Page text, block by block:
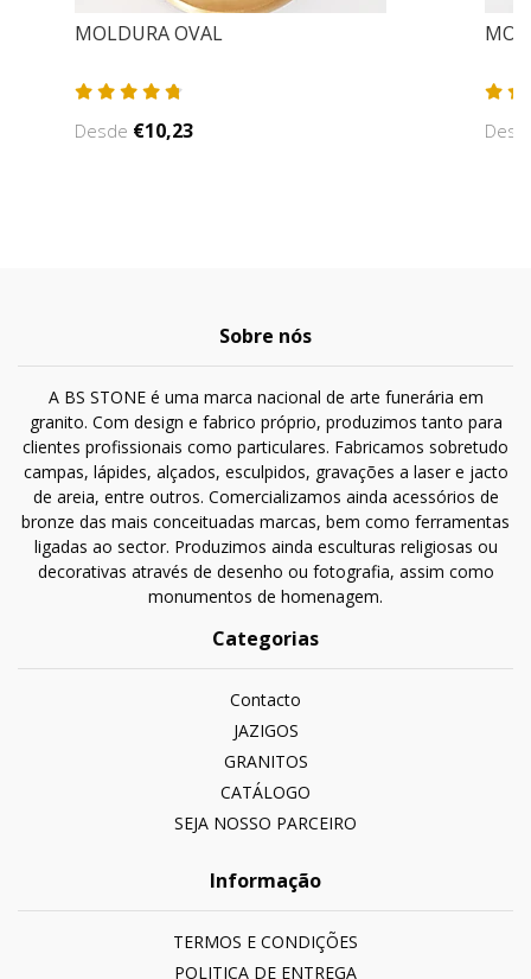
MOLDURA OVAL
Desde €10,23
Sobre nós
A BS STONE é uma marca nacional de arte funerária em
granito. Com design e fabrico próprio, produzimos tanto para
clientes profissionais como particulares. Fabricamos sobretudo
campas, lápides, alçados, esculpidos, gravações a laser e jacto
de areia, entre outros. Comercializamos ainda acessórios de
bronze das mais conceituadas marcas, bem como ferramentas
ligadas ao sector. Produzimos ainda esculturas religiosas ou
decorativas através de desenho ou fotografia, assim como
monumentos de homenagem.
Categorias
Contacto
JAZIGOS
GRANITOS
CATÁLOGO
SEJA NOSSO PARCEIRO
Informação
TERMOS E CONDIÇÕES
POLITICA DE ENTREGA